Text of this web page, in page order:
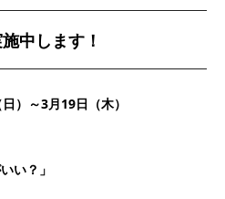
中します！
）～3月19日（木）
い？」